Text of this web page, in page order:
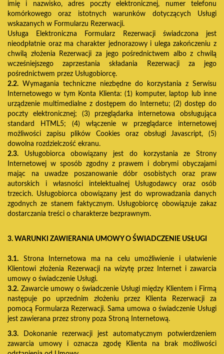
imię i nazwisko, adres poczty elektronicznej, numer telefonu
komórkowego oraz istotnych warunków dotyczących Usługi
wskazanych w Formularzu Rezerwacji.
Usługa Elektroniczna Formularz Rezerwacji świadczona jest
nieodpłatnie oraz ma charakter jednorazowy i ulega zakończeniu z
chwilą złożenia Rezerwacji za jego pośrednictwem albo z chwilą
wcześniejszego zaprzestania składania Rezerwacji za jego
pośrednictwem przez Usługobiorcę.
2.2. Wymagania techniczne niezbędne do korzystania z Serwisu
Internetowego w tym Konta Klienta: (1) komputer, laptop lub inne
urządzenie multimedialne z dostępem do Internetu; (2) dostęp do
poczty elektronicznej; (3) przeglądarka internetowa obsługująca
standard HTML5; (4) włączenie w przeglądarce internetowej
możliwości zapisu plików Cookies oraz obsługi Javascript, (5)
dowolna rozdzielczość ekranu.
2.3. Usługobiorca obowiązany jest do korzystania ze Strony
Internetowej w sposób zgodny z prawem i dobrymi obyczajami
mając na uwadze poszanowanie dóbr osobistych oraz praw
autorskich i własności intelektualnej Usługodawcy oraz osób
trzecich. Usługobiorca obowiązany jest do wprowadzania danych
zgodnych ze stanem faktycznym. Usługobiorcę obowiązuje zakaz
dostarczania treści o charakterze bezprawnym.
3. WARUNKI ZAWIERANIA UMOWY O ŚWIADCZENIE USŁUGI
3.1. Strona Internetowa ma na celu umożliwienie i ułatwienie
Klientowi złożenia Rezerwacji na wizytę przez Internet i zawarcia
umowy o świadczenie Usługi.
3.2. Zawarcie umowy o świadczenie Usługi między Klientem i Firmą
następuje po uprzednim złożeniu przez Klienta Rezerwacji za
pomocą Formularza Rezerwacji. Sama umowa o świadczenie Usługi
jest zawierana przez strony poza Stroną Internetową.
3.3. Dokonanie rezerwacji jest automatycznym potwierdzeniem
zawarcia umowy i oznacza zgodę Klienta na brak możliwości